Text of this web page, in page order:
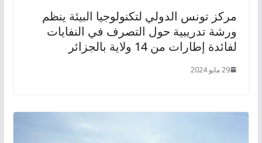
مركز تونس الدولي لتكنولوجيا البيئة ينظم
ورشة تدريبية حول التصرف في النفايات
لفائدة إطارات من 14 ولاية بالجزائر
29 مايو 2024